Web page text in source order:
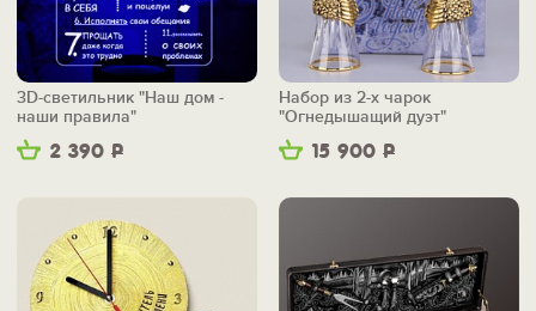
2 390 Р
3D-светильник "Наш дом -
наши правила"
15 900 Р
Набор из 2-х чарок
"Огнедышащий дуэт"